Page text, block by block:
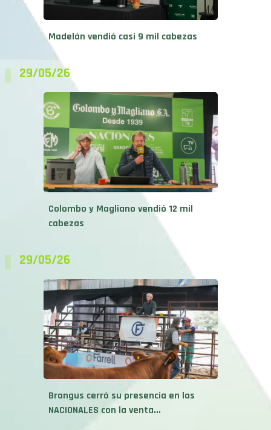
Madelán vendió casi 9 mil cabezas
29/05/26
Colombo y Magliano vendió 12 mil
cabezas
29/05/26
Brangus cerró su presencia en las
NACIONALES con la venta...